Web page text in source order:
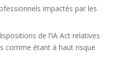
impactés par les
de l’IA Act relatives
comme étant à haut risque